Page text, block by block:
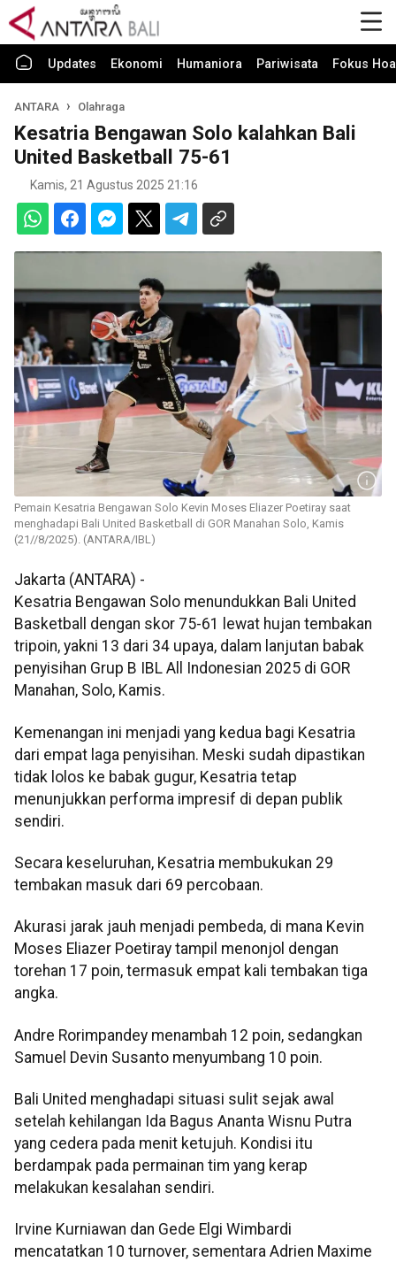
Updates Ekonomi Humaniora Pariwisata Fokus
ANTARA Olahraga
Kesatria Bengawan Solo kalahkan Bali
United Basketball 75-61
Kamis, 21 Agustus 2025 21:16
Pemain Kesatria Bengawan Solo Kevin Moses Eliazer Poetiray saat
menghadapi Bali United Basketball di GOR Manahan Solo, Kamis
(21//8/2025). (ANTARA/IBL)
Jakarta (ANTARA) -
Kesatria Bengawan Solo menundukkan Bali United
Basketball dengan skor 75-61 lewat hujan tembakan
tripoin, yakni 13 dari 34 upaya, dalam lanjutan babak
penyisihan Grup B IBL All Indonesian 2025 di GOR
Manahan, Solo, Kamis.
Kemenangan ini menjadi yang kedua bagi Kesatria
dari empat laga penyisihan. Meski sudah dipastikan
tidak lolos ke babak gugur, Kesatria tetap
menunjukkan performa impresif di depan publik
sendiri.
Secara keseluruhan, Kesatria membukukan 29
tembakan masuk dari 69 percobaan.
Akurasi jarak jauh menjadi pembeda, di mana Kevin
Moses Eliazer Poetiray tampil menonjol dengan
torehan 17 poin, termasuk empat kali tembakan tiga
angka.
Andre Rorimpandey menambah 12 poin, sedangkan
Samuel Devin Susanto menyumbang 10 poin.
Bali United menghadapi situasi sulit sejak awal
setelah kehilangan Ida Bagus Ananta Wisnu Putra
yang cedera pada menit ketujuh. Kondisi itu
berdampak pada permainan tim yang kerap
melakukan kesalahan sendiri.
Irvine Kurniawan dan Gede Elgi Wimbardi
mencatatkan 10 turnover, sementara Adrien Maxime